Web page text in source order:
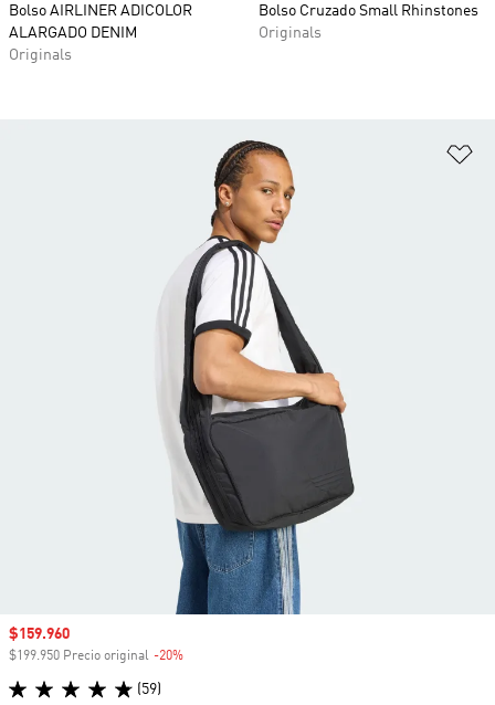
Bolso AIRLINER ADICOLOR
ALARGADO DENIM
Originals
Bolso Cruzado Small Rhinstones
Originals
Precio de venta
$159.960
$199.950 Precio original -20%
(59)